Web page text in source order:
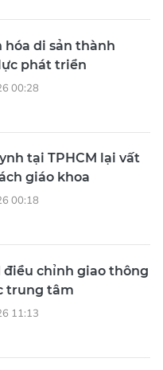
hóa di sản thành
phát triển
00:28
tại TPHCM lại vất
giáo khoa
00:18
điều chỉnh giao thông
trung tâm
11:13